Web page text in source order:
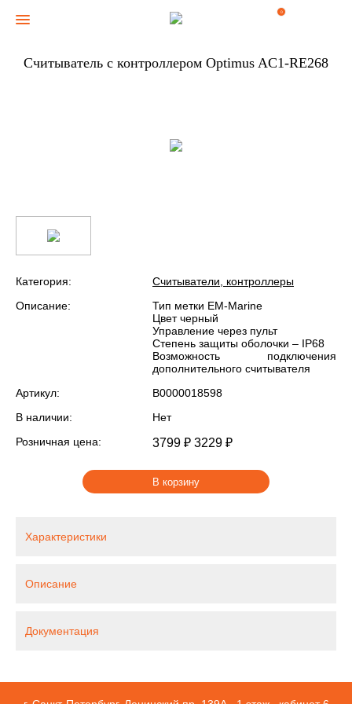
0
Считыватель с контроллером Optimus AC1-RE268
Категория:
Считыватели, контроллеры
Описание:
Тип метки EM-Marine
Цвет черный
Управление через пульт
Степень защиты оболочки – IP68
Возможность подключения
дополнительного считывателя
Артикул:
В0000018598
В наличии:
Нет
Розничная цена:
3799 ₽ 3229 ₽
В корзину
Характеристики
Описание
Документация